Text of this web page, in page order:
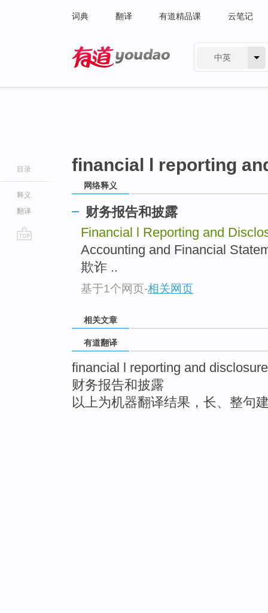
词典 翻译 有道精品课 云笔记
中英
目录
释义
翻译
financial l reporting
网络释义
财务报告和披露
Financial l Reporting and
Accounting and Financial
欺诈 ..
基于1个网页-相关网页
相关文章
有道翻译
financial l reporting and disclosure
财务报告和披露
以上为机器翻译结果，长、整句